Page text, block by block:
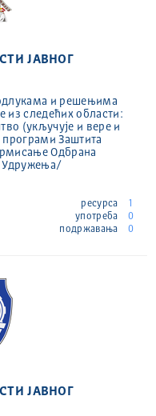
ЈАВНОГ
и решењима
из следећих области:
(укључује и вере и
Заштита
Одбрана
Удружења/
ресурса
1
употреба
0
подржавања
0
ЈАВНОГ